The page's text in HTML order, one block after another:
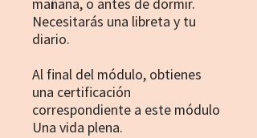
Necesitarás una libreta y tu
diario.
Al final del módulo, obtienes
una certificación
correspondiente a este módulo
Una vida plena.